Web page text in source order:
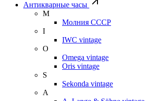
Антикварные часы
М
Молния СССР
I
IWC vintage
O
Omega vintage
Oris vintage
S
Sekonda vintage
A